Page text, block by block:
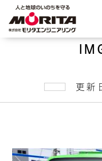
更新